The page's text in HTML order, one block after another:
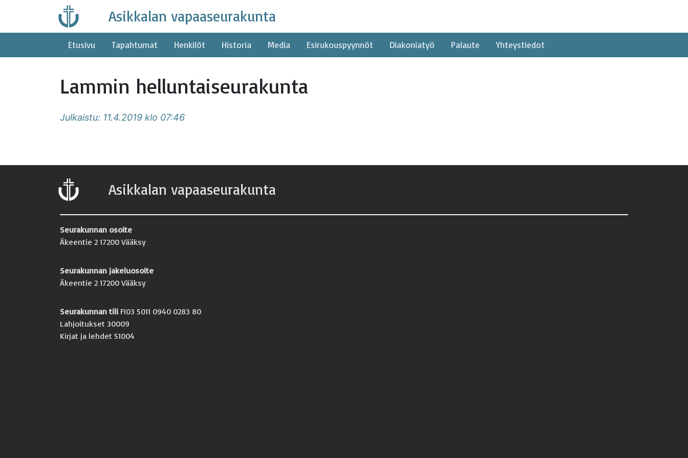
content
Asikkalan vapaaseurakunta
Etusivu Tapahtumat Henkilöt Historia Media Esirukouspyynnöt Diakoniatyö Palaute Yhteystiedot
Lammin helluntaiseurakunta
Julkaistu: 11.4.2019 klo 07:46
Asikkalan vapaaseurakunta
Seurakunnan osoite
Äkeentie 2 17200 Vääksy
Seurakunnan jakeluosoite
Äkeentie 2 17200 Vääksy
Seurakunnan tili FI03 5011 0940 0283 80
Lahjoitukset 30009
Kirjat ja lehdet 51004